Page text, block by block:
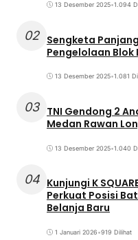
13 Desember 2025•1.094
02 Sengketa
Pengelolaan Blok
13 Desember 2025•1.081
03 TNI Gendong 2
Medan Rawan
13 Desember 2025•1.040
04 Kunjungi K
Perkuat Posisi
Belanja Baru
1 Januari 2026•919 Dilihat